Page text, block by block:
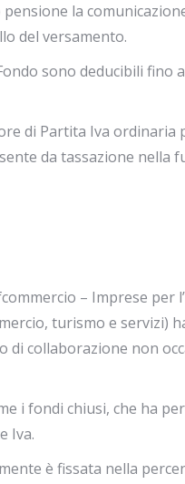
la
del versamento.
sono deducibili fino
di Partita Iva ordinaria
da tassazione nella
– Imprese per
turismo e servizi)
collaborazione non
i fondi chiusi, che ha
Iva.
è fissata nella